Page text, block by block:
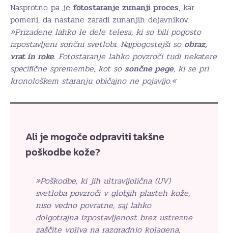
Nasprotno pa je fotostaranje zunanji proces, kar
pomeni, da nastane zaradi zunanjih dejavnikov.
»Prizadene lahko le dele telesa, ki so bili pogosto
izpostavljeni sončni svetlobi. Najpogostejši so obraz,
vrat in roke. Fotostaranje lahko povzroči tudi nekatere
specifične spremembe, kot so sončne pege, ki se pri
kronološkem staranju običajno ne pojavijo.«
Ali je mogoče odpraviti takšne
poškodbe kože?
»Poškodbe, ki jih ultravijolična (UV)
svetloba povzroči v globjih plasteh kože,
niso vedno povratne, saj lahko
dolgotrajna izpostavljenost brez ustrezne
zaščite vpliva na razgradnjo kolagena,